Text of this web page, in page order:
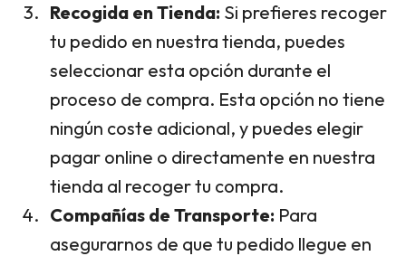
Recogida en Tienda: Si prefieres recoger
tu pedido en nuestra tienda, puedes
seleccionar esta opción durante el
proceso de compra. Esta opción no tiene
ningún coste adicional, y puedes elegir
pagar online o directamente en nuestra
tienda al recoger tu compra.
Compañías de Transporte: Para
asegurarnos de que tu pedido llegue en